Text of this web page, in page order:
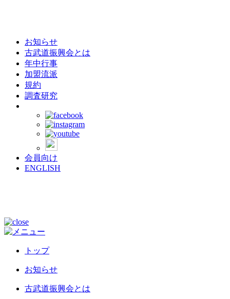
お知らせ
古武道振興会とは
年中行事
加盟流派
規約
調査研究
会員向け
ENGLISH
トップ
お知らせ
古武道振興会とは